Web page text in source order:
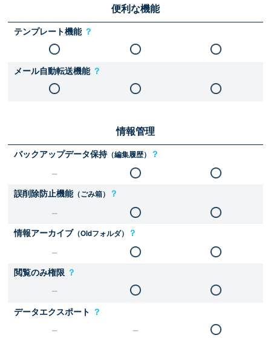
便利な機能
テンプレート機能 ？
メール自動転送機能 ？
情報管理
バックアップデータ保持（編集履歴） ？
誤削除防止機能（ごみ箱） ？
情報アーカイブ（Oldフォルダ） ？
閲覧のみ権限 ？
データエクスポート ？